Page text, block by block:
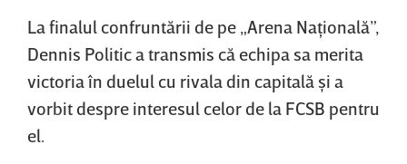
La finalul confruntării de pe „Arena Naţională”,
Dennis Politic a transmis că echipa sa merita
victoria în duelul cu rivala din capitală şi a
vorbit despre interesul celor de la FCSB pentru
el.